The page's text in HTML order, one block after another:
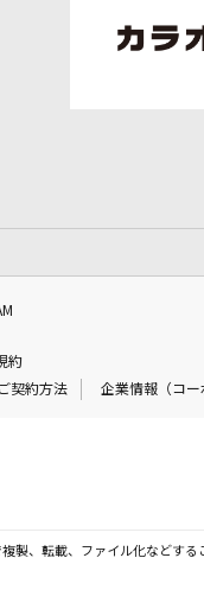
約
ご契約方法 企業情報（コー
製、転載、ファイル化などする